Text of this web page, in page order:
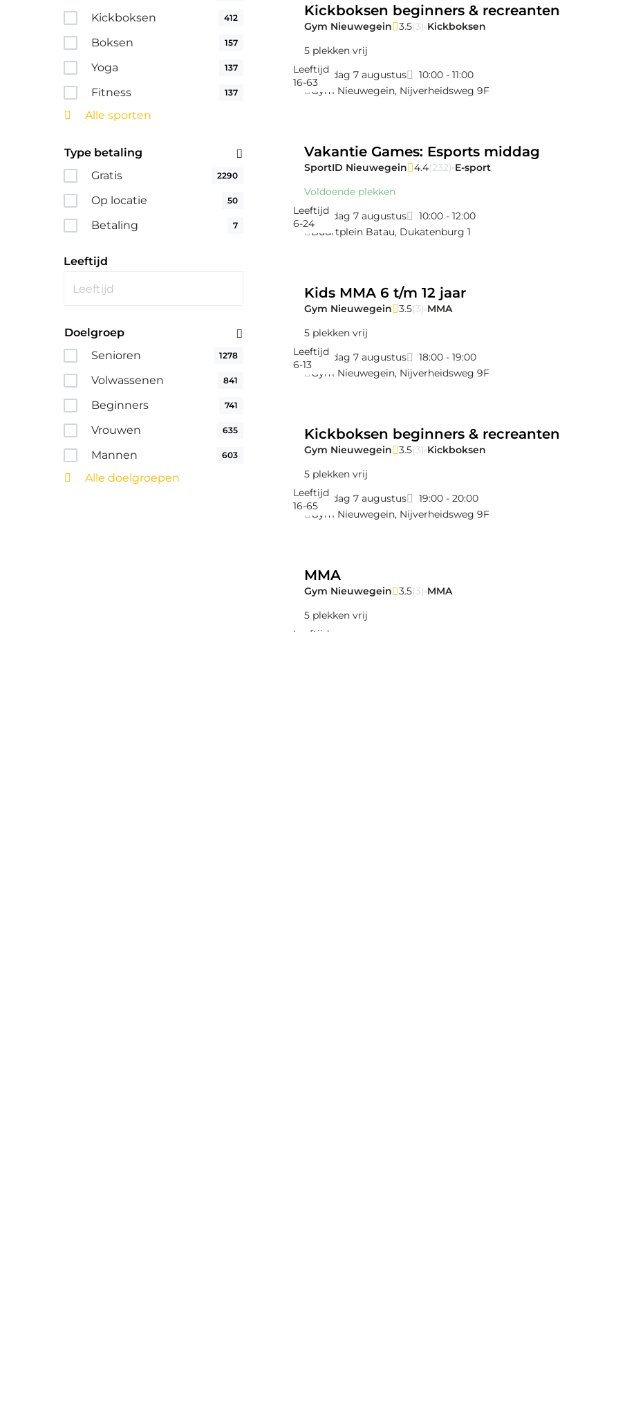
Kickboksen 412
Boksen 157
Yoga 137
Fitness 137
Alle sporten
Type betaling
Gratis
2290
Op locatie 50
Betaling 7
Leeftijd
Doelgroep
Senioren
1278
Volwassenen 841
Beginners 741
Vrouwen 635
Mannen 603
Alle doelgroepen
Leeftijd
16-63
Kickboksen beginners & recreanten
Gym Nieuwegein 3.5(3) Kickboksen
5 plekken vrij
vrijdag 7 augustus
10:00 - 11:00
Gym Nieuwegein, Nijverheidsweg 9F
Leeftijd
6-24
Vakantie Games: Esports middag
SportID Nieuwegein 4.4(232) E-sport
Voldoende plekken
vrijdag 7 augustus
10:00 - 12:00
Buurtplein Batau, Dukatenburg 1
Leeftijd
6-13
Kids MMA 6 t/m 12 jaar
Gym Nieuwegein 3.5(3) MMA
5 plekken vrij
vrijdag 7 augustus
18:00 - 19:00
Gym Nieuwegein, Nijverheidsweg 9F
Leeftijd
16-65
Kickboksen beginners & recreanten
Gym Nieuwegein 3.5(3) Kickboksen
5 plekken vrij
vrijdag 7 augustus
19:00 - 20:00
Gym Nieuwegein, Nijverheidsweg 9F
Leeftijd
MMA
Gym Nieuwegein 3.5(3) MMA
5 plekken vrij